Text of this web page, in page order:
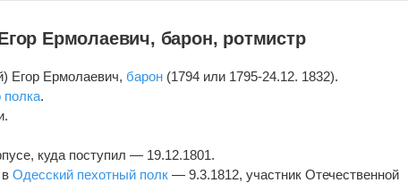
Ермолаевич, барон, ротмистр
Егор Ермолаевич, барон (1794 или 1795-24.12. 1832).
полка.
куда поступил — 19.12.1801.
вОдесский пехотный полк — 9.3.1812, участник Отечественной